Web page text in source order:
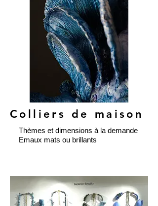
Colliers de maison
Thèmes et dimensions à la demande
Emaux mats ou brillants